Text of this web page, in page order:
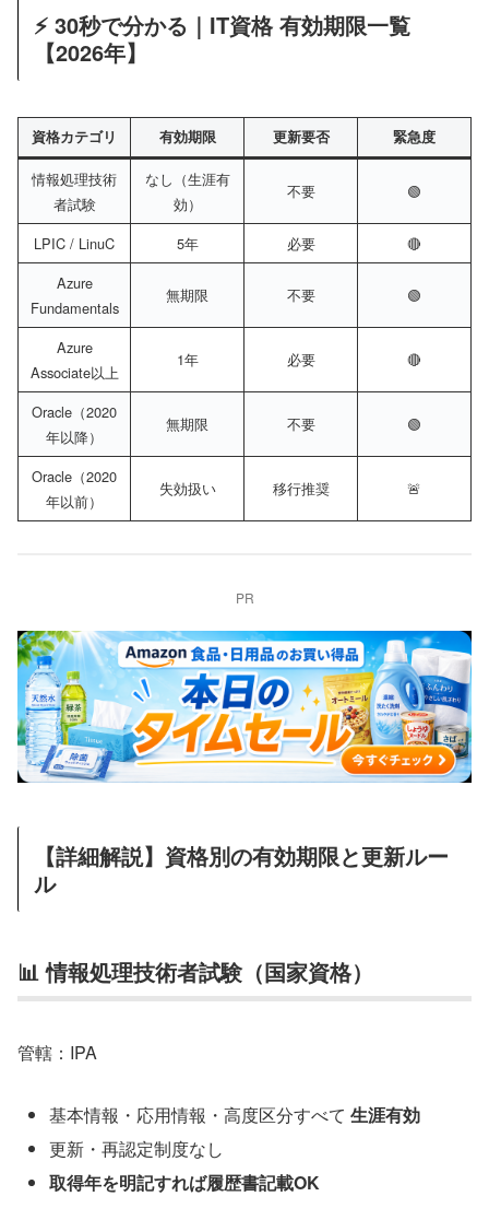
⚡ 30秒で分かる｜IT資格 有効期限一覧
【2026年】
資格カテゴリ 有効期限 更新要否 緊急度
情報処理技術
者試験
なし（生涯有
効）
不要 🟢
LPIC / LinuC 5年 必要
🔴
Azure
Fundamentals
無期限 不要 🟢
Azure
Associate以上
1年 必要 🔴
Oracle（2020
年以降）
無期限 不要 🟢
Oracle（2020
年以前）
失効扱い 移行推奨 🚨
PR
【詳細解説】資格別の有効期限と更新ルー
ル
📊 情報処理技術者試験（国家資格）
管轄：IPA
基本情報・応用情報・高度区分すべて生涯有効
更新・再認定制度なし
取得年を明記すれば履歴書記載OK